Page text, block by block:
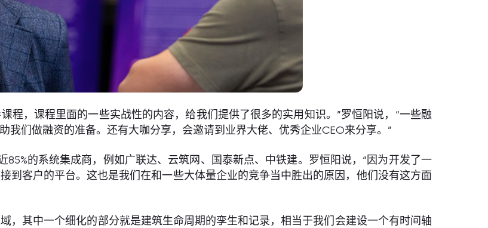
程，课程里面的一些实战性的内容，给我们提供了很多的实用知识。”罗恒阳说，“一些融
我们做融资的准备。还有大咖分享，会邀请到业界大佬、优秀企业CEO来分享。”
的系统集成商，例如广联达、云筑网、国泰新点、中铁建。罗恒阳说，“因为开发了一
到客户的平台。这也是我们在和一些大体量企业的竞争当中胜出的原因，他们没有这方面
，其中一个细化的部分就是建筑生命周期的孪生和记录，相当于我们会建设一个有时间轴